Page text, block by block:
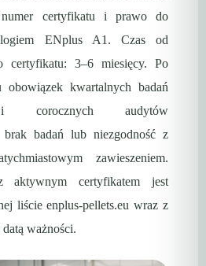
certyfikatu i prawo do
logiem ENplus A1. Czas od
certyfikatu: 3–6 miesięcy. Po
obowiązek kwartalnych badań
i corocznych audytów
badań lub niezgodność z
zawieszeniem.
aktywnym certyfikatem jest
liście enplus-pellets.eu wraz z
ważności.